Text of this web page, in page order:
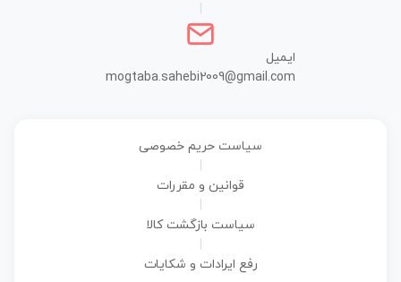
ایمیل
mogtaba.sahebi2009@gmail.com
سیاست حریم خصوصی
قوانین و مقررات
سیاست بازگشت کالا
رفع ایرادات و شکایات